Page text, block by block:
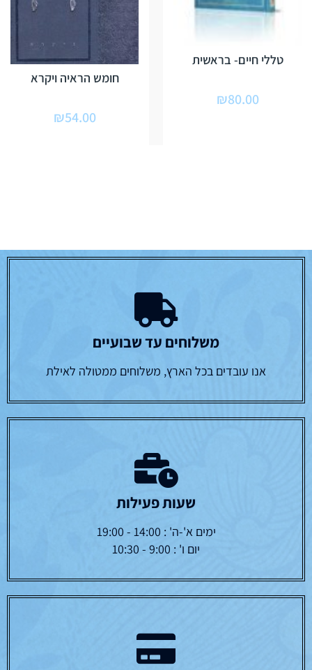
טללי חיים- בראשית
₪80.00
חומש הראיה ויקרא
₪54.00
משלוחים עד שבועיים
אנו עובדים בכל הארץ, משלוחים ממטולה לאילת
שעות פעילות
ימים א'-ה' : 14:00 - 19:00
יום ו' : 9:00 - 10:30